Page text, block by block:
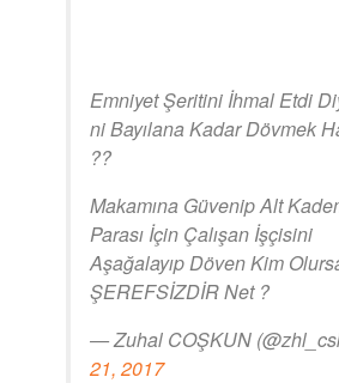
Emniyet Şeritini İhmal Etdi
ni Bayılana Kadar Dövmek
??
Makamına Güvenip Alt
Parası İçin Çalışan İşçisini
Aşağalayıp Döven Kim
ŞEREFSİZDİR Net ?
— Zuhal COŞKUN
21, 2017